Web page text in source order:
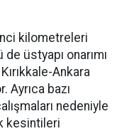
kilometreleri
üstyapı onarımı
Ankara
Ayrıca bazı
nedeniyle
kesintileri